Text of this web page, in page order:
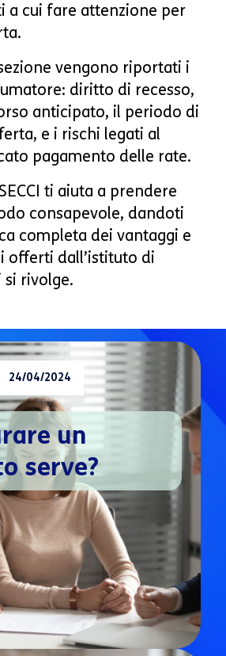
a cui fare attenzione per
vengono riportati i
diritto di recesso,
anticipato, il periodo di
e i rischi legati al
pagamento delle rate.
ti aiuta a prendere
consapevole, dandoti
completa dei vantaggi e
offerti dall’istituto di
si rivolge.
24/04/2024
un
serve?